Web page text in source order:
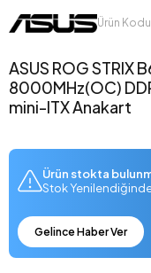
Ürün
ASUS ROG STRIX
8000MHz(OC)
mini-ITX Anakart
Ürün stokta
Stok
Gelince Haber Ver